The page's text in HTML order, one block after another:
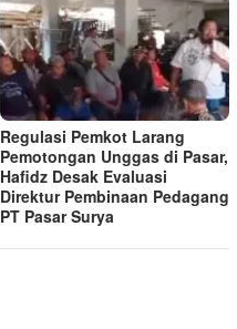
Regulasi Pemkot Larang
Pemotongan Unggas di Pasar,
Hafidz Desak Evaluasi
Direktur Pembinaan Pedagang
PT Pasar Surya